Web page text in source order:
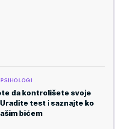
da kontrolišete svoje
test i saznajte ko
bićem